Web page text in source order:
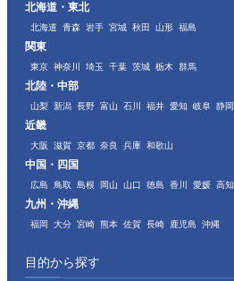
北海道・東北
北海道 青森 岩手 宮城 秋田 山形 福島
関東
東京 神奈川 埼玉 千葉 茨城 栃木 群馬
北陸・中部
山梨 新潟 長野 富山 石川 福井 愛知 岐阜 静岡
近畿
大阪 滋賀 京都 奈良 兵庫 和歌山
中国・四国
広島 鳥取 島根 岡山 山口 徳島 香川 愛媛 高知
九州・沖縄
福岡 大分 宮崎 熊本 佐賀 長崎 鹿児島 沖縄
目的から探す